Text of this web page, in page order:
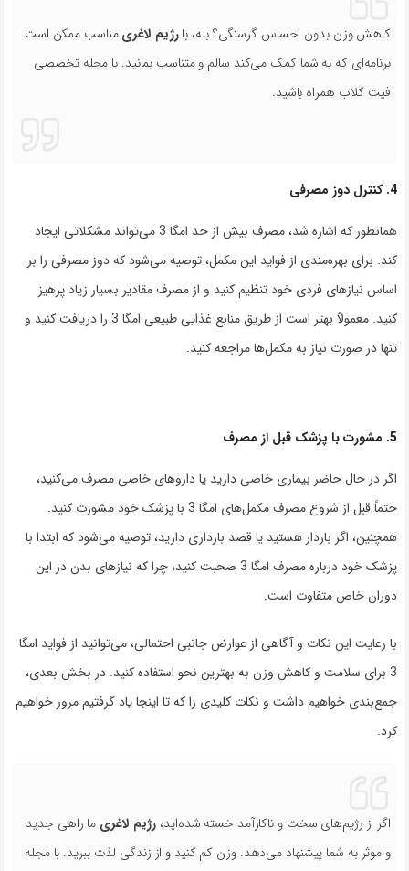
کاهش وزن بدون احساس گرسنگی؟ بله، بارژیم لاغریمناسب ممکن است.
برنامه‌ای که به شما کمک می‌کند سالم و متناسب بمانید. با مجله تخصصی
فیت کلاب همراه باشید.
4. کنترل دوز مصرفی
همانطور که اشاره شد، مصرف بیش از حد امگا 3 می‌تواند مشکلاتی ایجاد
کند. برای بهره‌مندی از فواید این مکمل، توصیه می‌شود که دوز مصرفی را بر
اساس نیازهای فردی خود تنظیم کنید و از مصرف مقادیر بسیار زیاد پرهیز
کنید. معمولاً بهتر است از طریق منابع غذایی طبیعی امگا 3 را دریافت کنید و
تنها در صورت نیاز به مکمل‌ها مراجعه کنید.
5. مشورت با پزشک قبل از مصرف
اگر در حال حاضر بیماری خاصی دارید یا داروهای خاصی مصرف می‌کنید،
حتماً قبل از شروع مصرف مکمل‌های امگا 3 با پزشک خود مشورت کنید.
همچنین، اگر باردار هستید یا قصد بارداری دارید، توصیه می‌شود که ابتدا با
پزشک خود درباره مصرف امگا 3 صحبت کنید، چرا که نیازهای بدن در این
دوران خاص متفاوت است.
با رعایت این نکات و آگاهی از عوارض جانبی احتمالی، می‌توانید از فواید امگا
3 برای سلامت و کاهش وزن به بهترین نحو استفاده کنید. در بخش بعدی،
جمع‌بندی خواهیم داشت و نکات کلیدی را که تا اینجا یاد گرفتیم مرور خواهیم
کرد.
اگر از رژیم‌های سخت و ناکارآمد خسته شده‌اید، رژیم لاغری ما راهی جدید
و موثر به شما پیشنهاد می‌دهد. وزن کم کنید و از زندگی لذت ببرید. با مجله